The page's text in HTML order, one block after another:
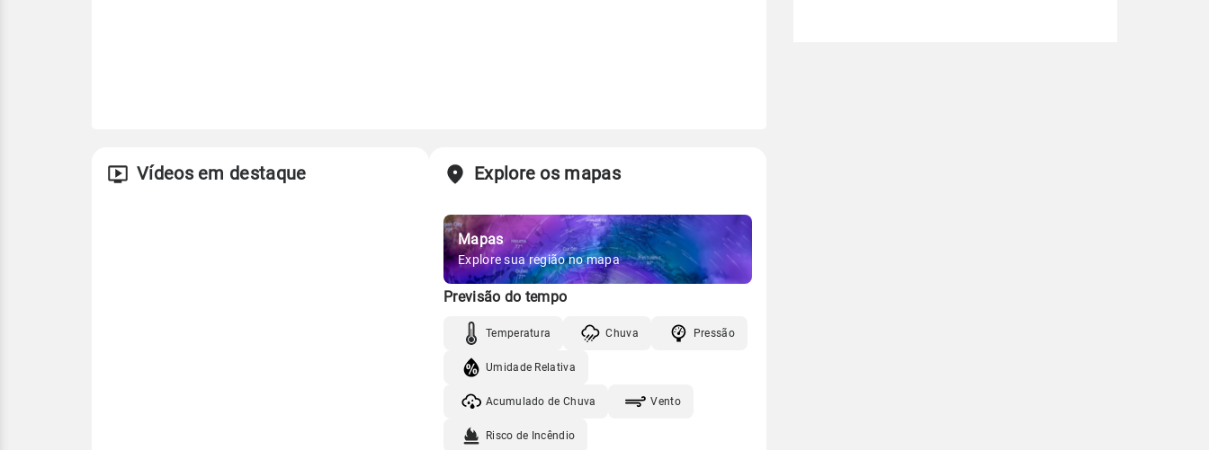
Vídeos em destaque Explore os mapas
Mapas
Explore sua região no mapa
Previsão do tempo
Temperatura Chuva Pressão
Umidade Relativa
Acumulado de Chuva Vento
Risco de Incêndio